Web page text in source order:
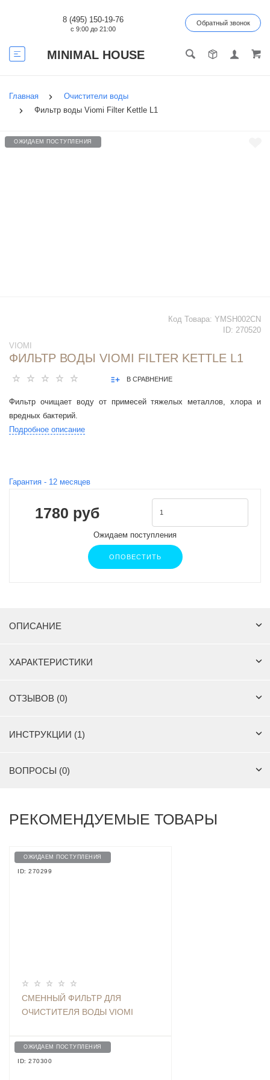
MINIMAL HOUSE
8 (495) 150-19-76
с 9:00 до 21:00
Обратный звонок
Главная
Очистители воды
Фильтр воды Viomi Filter Kettle L1
ОЖИДАЕМ ПОСТУПЛЕНИЯ
Код Товара: YMSH002CN
ID: 270520
VIOMI
ФИЛЬТР ВОДЫ VIOMI FILTER KETTLE L1
В СРАВНЕНИЕ
Фильтр очищает воду от примесей тяжелых металлов, хлора и
вредных бактерий.
Подробное описание
Гарантия - 12 месяцев
1780 руб
Ожидаем поступления
ОПОВЕСТИТЬ
ОПИСАНИЕ
ХАРАКТЕРИСТИКИ
ОТЗЫВОВ (0)
ИНСТРУКЦИИ (1)
ВОПРОСЫ (0)
РЕКОМЕНДУЕМЫЕ ТОВАРЫ
ОЖИДАЕМ ПОСТУПЛЕНИЯ
ID: 270299
СМЕННЫЙ ФИЛЬТР ДЛЯ
ОЧИСТИТЕЛЯ ВОДЫ VIOMI
ОЖИДАЕМ ПОСТУПЛЕНИЯ
ID: 270300